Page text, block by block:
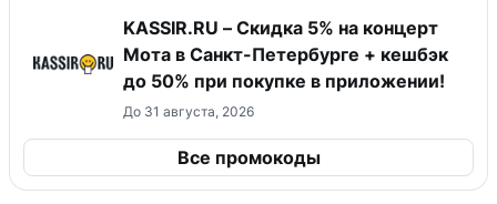
KASSIR.RU – Скидка 5% на концерт
Мота в Санкт-Петербурге + кешбэк
до 50% при покупке в приложении!
До 31 августа, 2026
Все промокоды